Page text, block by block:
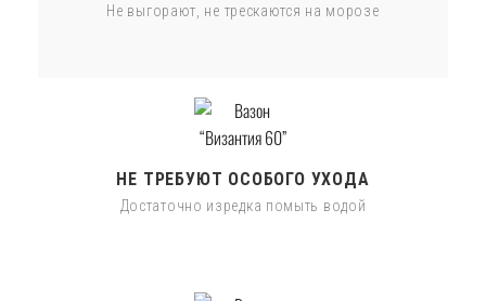
Не выгорают, не трескаются на морозе
НЕ ТРЕБУЮТ ОСОБОГО УХОДА
Достаточно изредка помыть водой